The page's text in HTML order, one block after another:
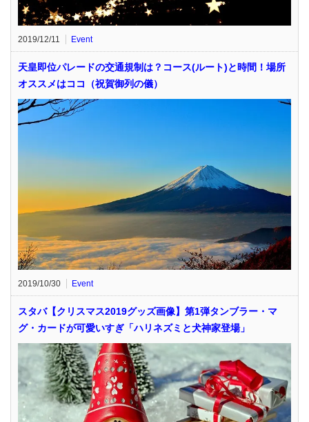
2019/12/11 Event
天皇即位パレードの交通規制は？コース(ルート)と時間！場所
オススメはココ（祝賀御列の儀）
2019/10/30 Event
スタバ【クリスマス2019グッズ画像】第1弾タンブラー・マ
グ・カードが可愛いすぎ「ハリネズミと犬神家登場」